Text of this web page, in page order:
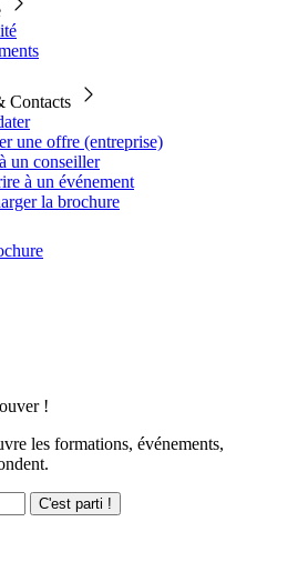
Contacts
une offre (entreprise)
un conseiller
à un événement
la brochure
!
les formations, événements,
C'est parti !